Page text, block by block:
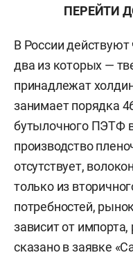
ПЕРЕЙТИ
В России
два из которых —
принадлежат
занимает порядка
бутылочного ПЭТФ
производство
отсутствует,
только из
потребностей,
зависит от
сказано в заявке